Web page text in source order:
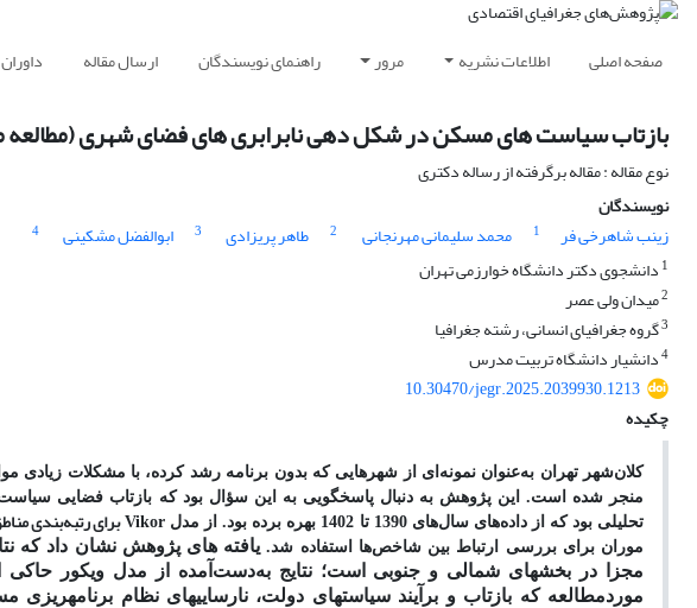
صفحه اصلی اطلاعات نشریه مرور راهنمای نویسندگان ارسال مقاله داوران
بازتاب سیاست‌ های مسکن در شکل دهی نابرابری های فضای شهری (مطالعه موردی: مناطق 22
نوع مقاله : مقاله برگرفته از رساله دکتری
نویسندگان
زینب شاهرخی فر
1 محمد سلیمانی مهرنجانی 2 طاهر پریزادی 3 ابوالفضل مشکینی
4
1 دانشجوی دکتر دانشگاه خوارزمی تهران
2میدان ولی عصر
3گروه جغرافیای انسانی، رشته جغرافیا
4دانشیار دانشگاه تربیت مدرس
10.30470/jegr.2025.2039930.1213
چکیده
کلان‌شهر تهران به‌عنوان نمونه‌ای از شهرهایی که بدون برنامه‌ رشد کرده، با مشکلات زیادی
منجر شده است. این پژوهشبه دنبال پاسخگویی به این سؤال بود که بازتاب فضایی
تحلیلی بود که از داده‌های سال‌های 1390 تا 1402 بهره برده بود. از مدل
Vikorبرای رتبه‌بندی
مورانبرای بررسی ارتباط بین شاخصها استفاده شد. یافته ­های پژوهش نشان داد که
مجزا در بخش­های شمالی و جنوبی است؛ نتایج به‌دست‌آمده از مدل ویکور حاکی
موردمطالعه که بازتاب و برآیند سیاست­های دولت، نارسایی­های نظام برنامه­ریزی